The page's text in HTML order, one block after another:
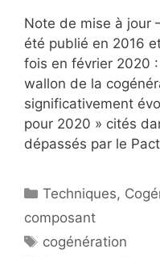
Note de mise à
été publié en 2016
fois en février 2020
wallon de la
significativement
pour 2020 » cités
dépassés par le
Catégories
Techniques,
composant
Étiquettes
cogénération